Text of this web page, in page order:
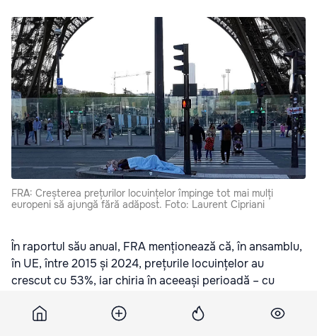
FRA: Creșterea prețurilor locuințelor împinge tot mai mulți
europeni să ajungă fără adăpost. Foto: Laurent Cipriani
În raportul său anual, FRA menționează că, în ansamblu,
în UE, între 2015 și 2024, prețurile locuințelor au
crescut cu 53%, iar chiria în aceeași perioadă – cu
agenției statistice Eurostat, transmite
euronews.com